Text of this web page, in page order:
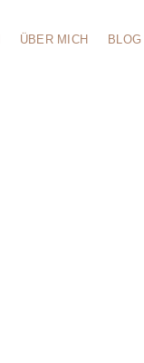
ÜBER MICH BLOG